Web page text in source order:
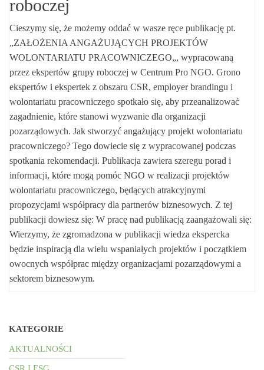
roboczej
Cieszymy się, że możemy oddać w wasze ręce publikację pt.
„ZAŁOŻENIA ANGAŻUJĄCYCH PROJEKTÓW
WOLONTARIATU PRACOWNICZEGO„, wypracowaną
przez ekspertów grupy roboczej w Centrum Pro NGO. Grono
ekspertów i ekspertek z obszaru CSR, employer brandingu i
wolontariatu pracowniczego spotkało się, aby przeanalizować
zagadnienie, które stanowi wyzwanie dla organizacji
pozarządowych. Jak stworzyć angażujący projekt wolontariatu
pracowniczego? Tego dowiecie się z wypracowanej podczas
spotkania rekomendacji. Publikacja zawiera szeregu porad i
informacji, które mogą pomóc NGO w realizacji projektów
wolontariatu pracowniczego, będących atrakcyjnymi
propozycjami współpracy dla partnerów biznesowych. Z tej
publikacji dowiesz się: W pracę nad publikacją zaangażowali się:
Wierzymy, że zgromadzona w publikacji wiedza ekspercka
będzie inspiracją dla wielu wspaniałych projektów i początkiem
owocnych współprac między organizacjami pozarządowymi a
sektorem biznesowym.
KATEGORIE
AKTUALNOŚCI